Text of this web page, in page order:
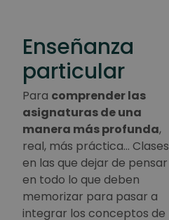
Enseñanza
particular
Para comprender las
asignaturas de una
manera más profunda,
real, más práctica… Clases
en las que dejar de pensar
en todo lo que deben
memorizar para pasar a
integrar los conceptos de